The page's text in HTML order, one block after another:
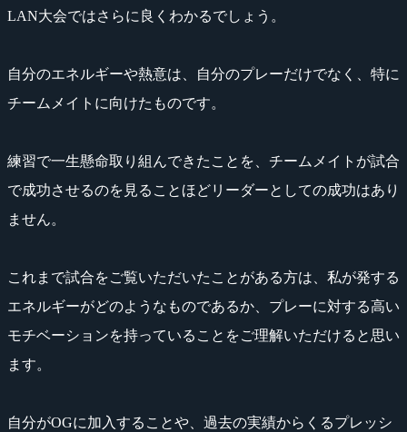
LAN大会ではさらに良くわかるでしょう。
自分のエネルギーや熱意は、自分のプレーだけでなく、特に
チームメイトに向けたものです。
練習で一生懸命取り組んできたことを、チームメイトが試合
で成功させるのを見ることほどリーダーとしての成功はあり
ません。
これまで試合をご覧いただいたことがある方は、私が発する
エネルギーがどのようなものであるか、プレーに対する高い
モチベーションを持っていることをご理解いただけると思い
ます。
自分がOGに加入することや、過去の実績からくるプレッシ